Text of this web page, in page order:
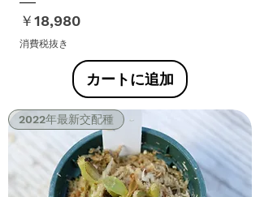
価格
￥18,980
消費税抜き
カートに追加
2022年最新交配種